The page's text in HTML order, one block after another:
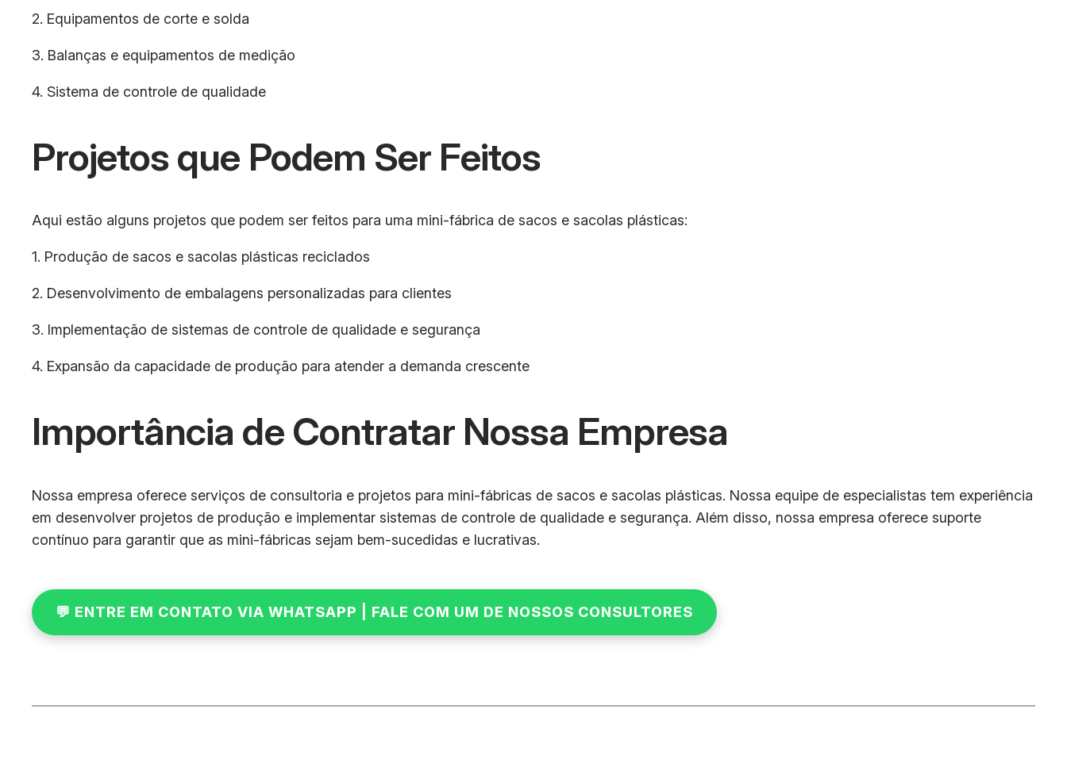
2. Equipamentos de corte e solda
3. Balanças e equipamentos de medição
4. Sistema de controle de qualidade
Projetos que Podem Ser Feitos
Aqui estão alguns projetos que podem ser feitos para uma mini-fábrica de sacos e sacolas plásticas:
1. Produção de sacos e sacolas plásticas reciclados
2. Desenvolvimento de embalagens personalizadas para clientes
3. Implementação de sistemas de controle de qualidade e segurança
4. Expansão da capacidade de produção para atender a demanda crescente
Importância de Contratar Nossa Empresa
Nossa empresa oferece serviços de consultoria e projetos para mini-fábricas de sacos e sacolas plásticas. Nossa equipe de especialistas tem experiência
em desenvolver projetos de produção e implementar sistemas de controle de qualidade e segurança. Além disso, nossa empresa oferece suporte
contínuo para garantir que as mini-fábricas sejam bem-sucedidas e lucrativas.